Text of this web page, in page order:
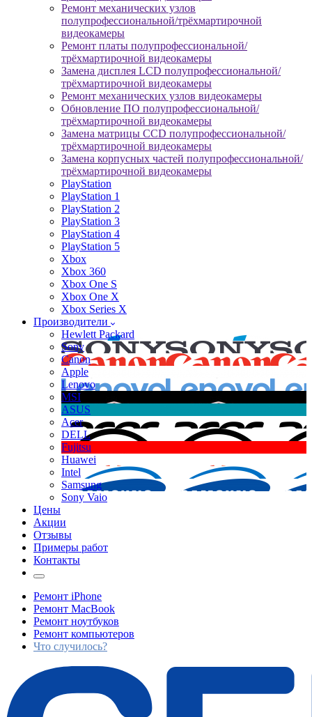
Ремонт механических узлов
полупрофессиональной/трёхмартирочной
видеокамеры
Ремонт платы полупрофессиональной/
трёхмартирочной видеокамеры
Замена дисплея LCD полупрофессиональной/
трёхмартирочной видеокамеры
Ремонт механических узлов видеокамеры
Обновление ПО полупрофессиональной/
трёхмартирочной видеокамеры
Замена матрицы CCD полупрофессиональной/
трёхмартирочной видеокамеры
Замена корпусных частей полупрофессиональной/
трёхмартирочной видеокамеры
PlayStation
PlayStation 1
PlayStation 2
PlayStation 3
PlayStation 4
PlayStation 5
Xbox
Xbox 360
Xbox One S
Xbox One X
Xbox Series X
Производители
Hewlett Packard
Sony
Canon
Apple
Lenovo
MSI
ASUS
Acer
DELL
Fujitsu
Huawei
Intel
Samsung
Sony Vaio
Цены
Акции
Отзывы
Примеры работ
Контакты
Ремонт iPhone
Ремонт MacBook
Ремонт ноутбуков
Ремонт компьютеров
Что случилось?